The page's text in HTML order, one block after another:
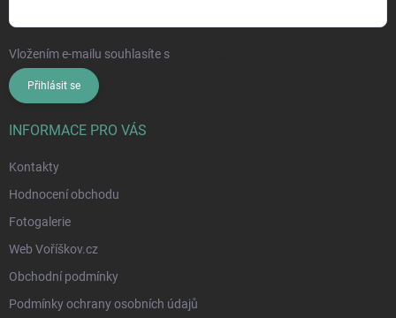
Vložením e-mailu souhlasíte s
Přihlásit se
INFORMACE PRO VÁS
Kontakty
Hodnocení obchodu
Fotogalerie
Web Voříškov.cz
Obchodní podmínky
Podmínky ochrany osobních údajů